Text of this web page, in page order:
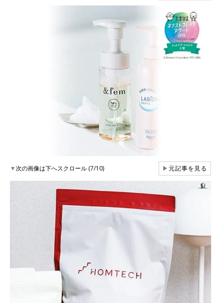
▼次の画像は下へスクロール (7/10) ▶元記事を見る